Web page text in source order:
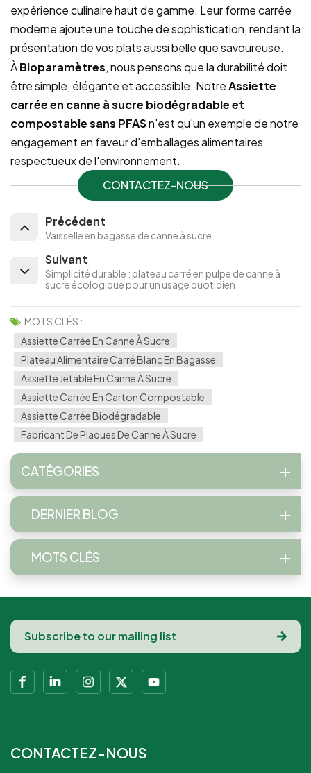
expérience culinaire haut de gamme. Leur forme carrée
moderne ajoute une touche de sophistication, rendant la
présentation de vos plats aussi belle que savoureuse.
ÀBioparamètres, nous pensons que la durabilité doit
être simple, élégante et accessible. NotreAssiette
carrée en canne à sucre biodégradable et
compostable sans PFASn'est qu'un exemple de notre
engagement en faveur d'emballages alimentaires
respectueux de l'environnement.
CONTACTEZ-NOUS
Précédent
Vaisselle en bagasse de canne à sucre
Suivant
Simplicité durable : plateau carré en pulpe de canne à
sucre écologique pour un usage quotidien
MOTS CLÉS :
Assiette Carrée En Canne À Sucre
Plateau Alimentaire Carré Blanc En Bagasse
Assiette Jetable En Canne À Sucre
Assiette Carrée En Carton Compostable
Assiette Carrée Biodégradable
Fabricant De Plaques De Canne À Sucre
CATÉGORIES
DERNIER BLOG
MOTS CLÉS
CONTACTEZ-NOUS